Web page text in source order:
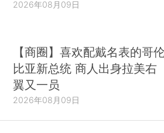
2026年08月09日
【商圈】喜欢配戴名表的哥
比亚新总统 商人出身拉美右
翼又一员
2026年08月09日